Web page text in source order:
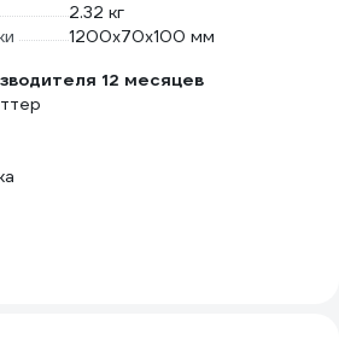
2.32 кг
1200x70x100 мм
12 месяцев